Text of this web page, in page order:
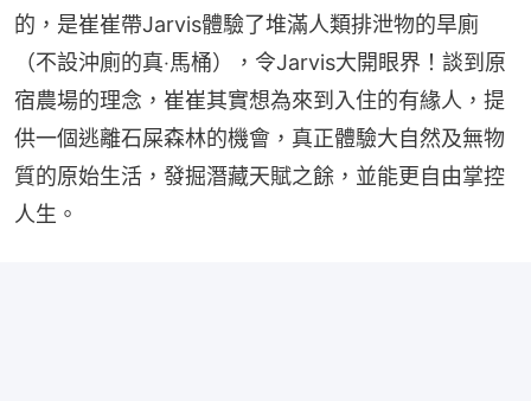
的，是崔崔帶Jarvis體驗了堆滿人類排泄物的旱廁
（不設沖廁的真‧馬桶），令Jarvis大開眼界！談到原
宿農場的理念，崔崔其實想為來到入住的有緣人，提
供一個逃離石屎森林的機會，真正體驗大自然及無物
質的原始生活，發掘潛藏天賦之餘，並能更自由掌控
人生。